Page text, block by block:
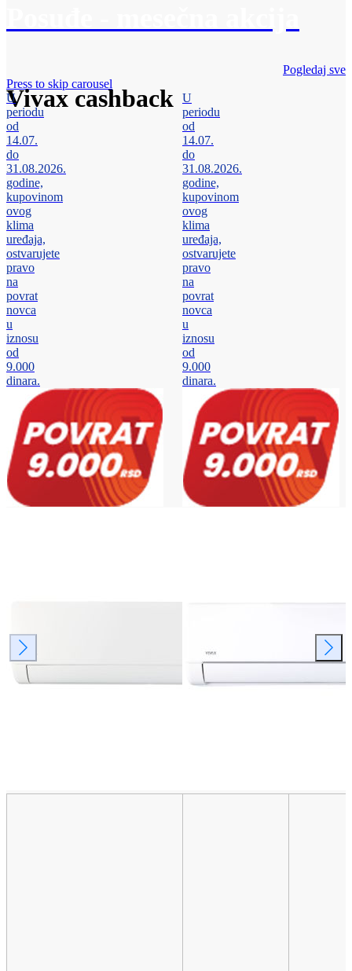
Vivax cashback
Pogledaj sve
Press to skip carousel
U
periodu
od
14.07.
do
31.08.2026.
godine,
kupovinom
ovog
klima
uređaja,
ostvarujete
pravo
na
povrat
novca
u
iznosu
od
9.000
dinara.
U
periodu
od
14.07.
do
31.08.2026.
godine,
kupovinom
ovog
klima
uređaja,
ostvarujete
pravo
na
povrat
novca
u
iznosu
od
9.000
dinara.